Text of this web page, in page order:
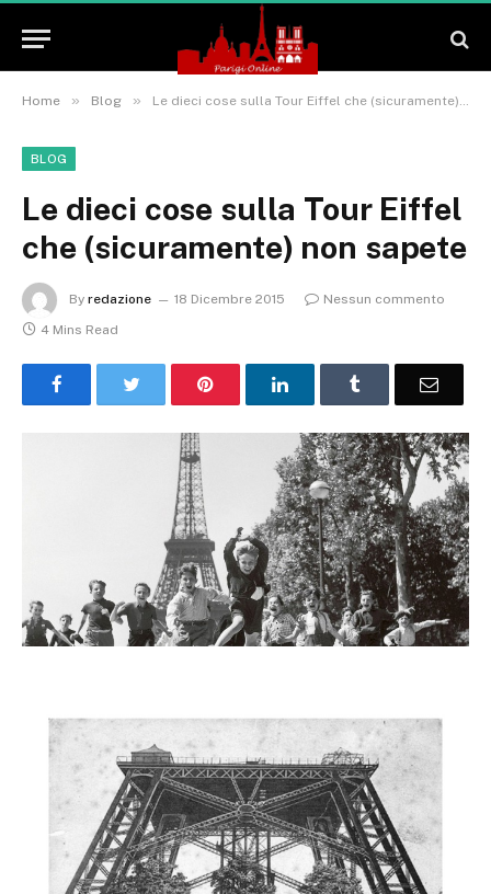
Home » Blog » Le dieci cose sulla Tour Eiffel che (sicuramente) non sapete
BLOG
Le dieci cose sulla Tour Eiffel
che (sicuramente) non sapete
By redazione 18 Dicembre 2015
Nessun commento
4 Mins Read